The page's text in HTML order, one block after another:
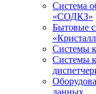
Система
«СОДКЗ»
Бытовые
Системы
Системы
данных